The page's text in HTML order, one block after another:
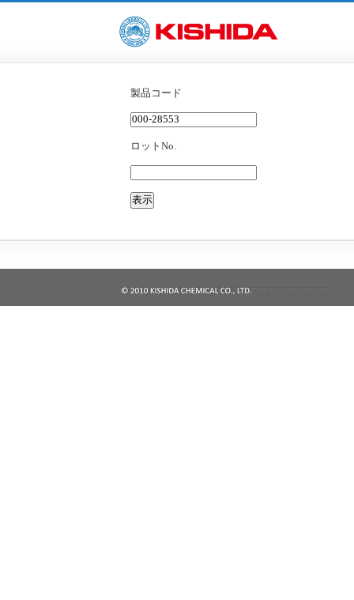
製品コード
ロットNo.
表示